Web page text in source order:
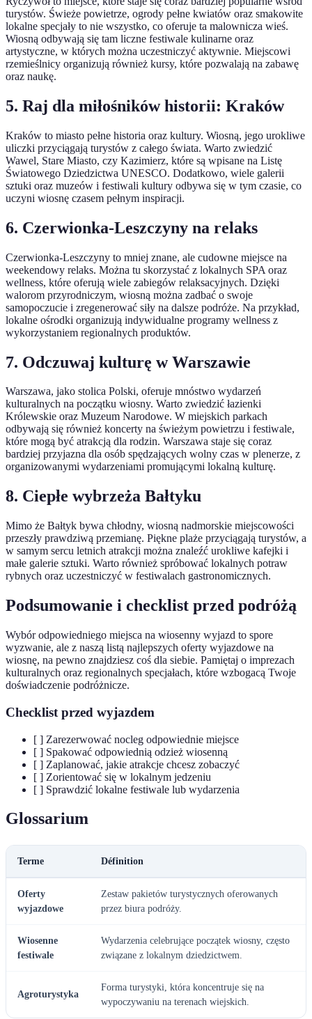
turystów. Świeże powietrze, ogrody pełne kwiatów oraz smakowite
lokalne specjały to nie wszystko, co oferuje ta malownicza wieś.
Wiosną odbywają się tam liczne festiwale kulinarne oraz
artystyczne, w których można uczestniczyć aktywnie. Miejscowi
rzemieślnicy organizują również kursy, które pozwalają na zabawę
oraz naukę.
5. Raj dla miłośników historii: Kraków
Kraków to miasto pełne historia oraz kultury. Wiosną, jego urokliwe
uliczki przyciągają turystów z całego świata. Warto zwiedzić
Wawel, Stare Miasto, czy Kazimierz, które są wpisane na Listę
Światowego Dziedzictwa UNESCO. Dodatkowo, wiele galerii
sztuki oraz muzeów i festiwali kultury odbywa się w tym czasie, co
uczyni wiosnę czasem pełnym inspiracji.
6. Czerwionka-Leszczyny na relaks
Czerwionka-Leszczyny to mniej znane, ale cudowne miejsce na
weekendowy relaks. Można tu skorzystać z lokalnych SPA oraz
wellness, które oferują wiele zabiegów relaksacyjnych. Dzięki
walorom przyrodniczym, wiosną można zadbać o swoje
samopoczucie i zregenerować siły na dalsze podróże. Na przykład,
lokalne ośrodki organizują indywidualne programy wellness z
wykorzystaniem regionalnych produktów.
7. Odczuwaj kulturę w Warszawie
Warszawa, jako stolica Polski, oferuje mnóstwo wydarzeń
kulturalnych na początku wiosny. Warto zwiedzić łazienki
Królewskie oraz Muzeum Narodowe. W miejskich parkach
odbywają się również koncerty na świeżym powietrzu i festiwale,
które mogą być atrakcją dla rodzin. Warszawa staje się coraz
bardziej przyjazna dla osób spędzających wolny czas w plenerze, z
organizowanymi wydarzeniami promującymi lokalną kulturę.
8. Ciepłe wybrzeża Bałtyku
Mimo że Bałtyk bywa chłodny, wiosną nadmorskie miejscowości
przeszły prawdziwą przemianę. Piękne plaże przyciągają turystów, a
w samym sercu letnich atrakcji można znaleźć urokliwe kafejki i
małe galerie sztuki. Warto również spróbować lokalnych potraw
rybnych oraz uczestniczyć w festiwalach gastronomicznych.
Podsumowanie i checklist przed podróżą
Wybór odpowiedniego miejsca na wiosenny wyjazd to spore
wyzwanie, ale z naszą listą najlepszych oferty wyjazdowe na
wiosnę, na pewno znajdziesz coś dla siebie. Pamiętaj o imprezach
kulturalnych oraz regionalnych specjałach, które wzbogacą Twoje
doświadczenie podróżnicze.
Checklist przed wyjazdem
[ ] Zarezerwować nocleg odpowiednie miejsce
[ ] Spakować odpowiednią odzież wiosenną
[ ] Zaplanować, jakie atrakcje chcesz zobaczyć
[ ] Zorientować się w lokalnym jedzeniu
[ ] Sprawdzić lokalne festiwale lub wydarzenia
Glossarium
Terme Définition
Oferty
wyjazdowe
Zestaw pakietów turystycznych oferowanych
przez biura podróży.
Wiosenne
festiwale
Wydarzenia celebrujące początek wiosny, często
związane z lokalnym dziedzictwem.
Agroturystyka
Forma turystyki, która koncentruje się na
wypoczywaniu na terenach wiejskich.